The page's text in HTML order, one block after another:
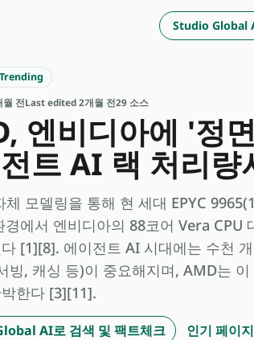
Studio Global
월 전Last edited 2개월 전29 소스
엔비디아에 '정
트 AI 랙 처리
모델링을 통해 현 세대 EPYC
경에서 엔비디아의 88코어 Vera
[1][8]. 에이전트 AI 시대에는 수천
빙, 캐싱 등)이 중요해지며, AMD는
한다 [3][11].
AI로 검색 및 팩트체크 인기 페이